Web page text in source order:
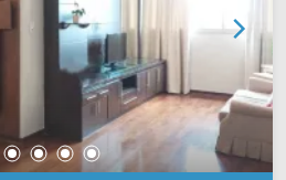
Entre em
da Arbix Imóveis e agende
e Telefone: 19 3475-